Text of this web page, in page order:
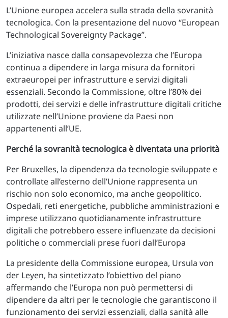
L’Unione europea accelera sulla strada della sovranità
tecnologica. Con la presentazione del nuovo “European
Technological Sovereignty Package”.
L’iniziativa nasce dalla consapevolezza che l’Europa
continua a dipendere in larga misura da fornitori
extraeuropei per infrastrutture e servizi digitali
essenziali. Secondo la Commissione, oltre l’80% dei
prodotti, dei servizi e delle infrastrutture digitali critiche
utilizzate nell’Unione proviene da Paesi non
appartenenti all’UE.
Perché la sovranità tecnologica è diventata una priorità
Per Bruxelles, la dipendenza da tecnologie sviluppate e
controllate all’esterno dell’Unione rappresenta un
rischio non solo economico, ma anche geopolitico.
Ospedali, reti energetiche, pubbliche amministrazioni e
imprese utilizzano quotidianamente infrastrutture
digitali che potrebbero essere influenzate da decisioni
politiche o commerciali prese fuori dall’Europa
La presidente della Commissione europea, Ursula von
der Leyen, ha sintetizzato l’obiettivo del piano
affermando che l’Europa non può permettersi di
dipendere da altri per le tecnologie che garantiscono il
funzionamento dei servizi essenziali, dalla sanità alle